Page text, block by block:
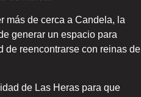
más de cerca a Candela, la
generar un espacio para
de reencontrarse con reinas de
de Las Heras para que